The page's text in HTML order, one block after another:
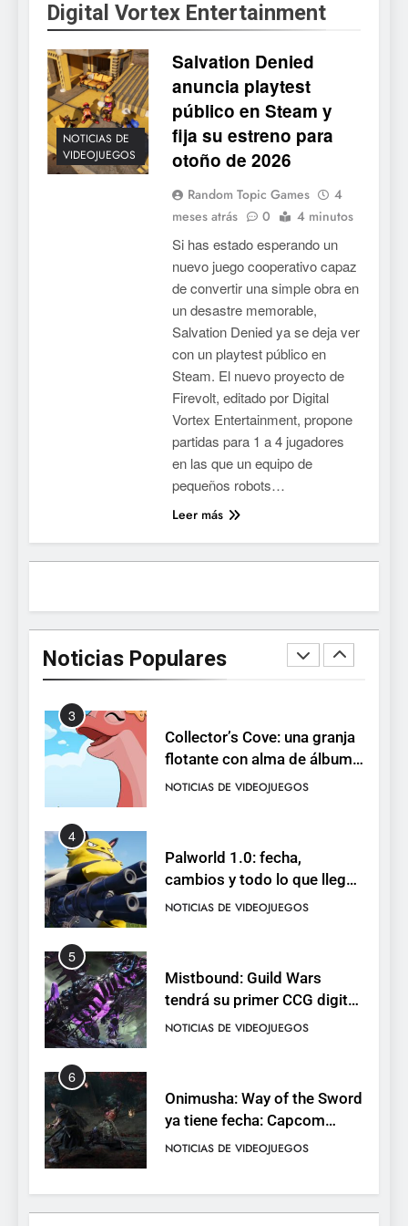
Digital Vortex Entertainment
NOTICIAS DE
VIDEOJUEGOS
Salvation Denied
anuncia playtest
público en Steam y
fija su estreno para
otoño de 2026
Random Topic Games
4
meses atrás
0 4 minutos
Si has estado esperando un
nuevo juego cooperativo capaz
de convertir una simple obra en
un desastre memorable,
Salvation Denied ya se deja ver
con un playtest público en
Steam. El nuevo proyecto de
Firevolt, editado por Digital
Vortex Entertainment, propone
partidas para 1 a 4 jugadores
en las que un equipo de
pequeños robots…
Leer más
Noticias Populares
Mistbound: Guild Wars
tendrá su primer CCG digital
para PC y móviles
NOTICIAS DE VIDEOJUEGOS
6
Onimusha: Way of the Sword
ya tiene fecha: Capcom
reservas
NOTICIAS DE VIDEOJUEGOS
No Rest for the Wicked
confirma su versión 1.0 para
octubre en PS5 y PC
NOTICIAS DE VIDEOJUEGOS
Stuntman: Hollywood
devuelve el espectáculo de
la conducción acrobática a
PS5, Xbox Series X|S y PC
NOTICIAS DE VIDEOJUEGOS
Ragnarok Origin: Classic ya
está disponible, y es el único
RO F2P-friendly de la saga
NOTICIAS DE VIDEOJUEGOS
Humble Choice de julio
Neon White en el mismo
pack
NOTICIAS DE VIDEOJUEGOS
3
Collector’s Cove: una granja
flotante con alma de álbum
de cromos
NOTICIAS DE VIDEOJUEGOS
4
Palworld 1.0: fecha,
cambios y todo lo que llega
con el lanzamiento
NOTICIAS DE VIDEOJUEGOS
5
Mistbound: Guild Wars
tendrá su primer CCG digital
para PC y móviles
NOTICIAS DE VIDEOJUEGOS
6
Onimusha: Way of the Sword
ya tiene fecha: Capcom
lanza demo gratuita y abre
NOTICIAS DE VIDEOJUEGOS
7
No Rest for the Wicked